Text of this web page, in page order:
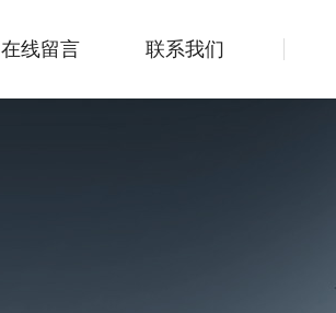
在线留言 联系我们